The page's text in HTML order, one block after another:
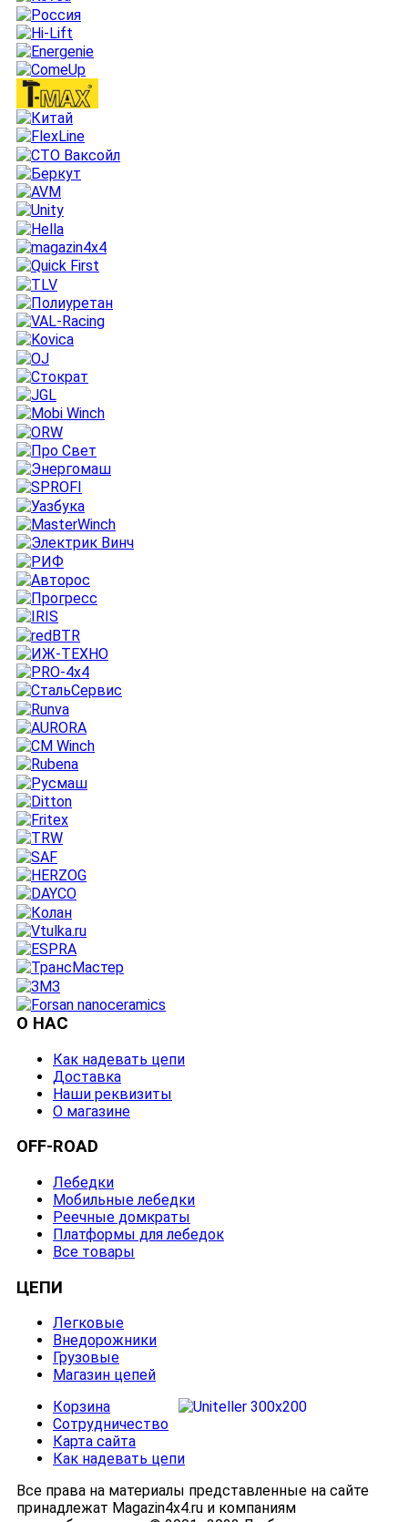
О НАС
Как надевать цепи
Доставка
Наши реквизиты
О магазине
OFF-ROAD
Лебедки
Мобильные лебедки
Реечные домкраты
Платформы для лебедок
Все товары
ЦЕПИ
Легковые
Внедорожники
Грузовые
Магазин цепей
Корзина
Сотрудничество
Карта сайта
Как надевать цепи
Все права на материалы представленные на сайте
принадлежат Magazin4x4.ru и компаниям